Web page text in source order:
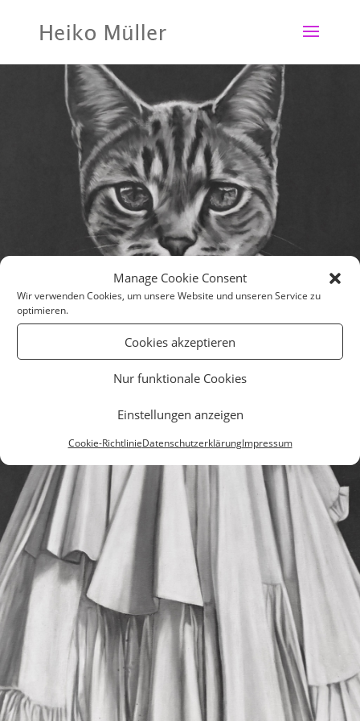
Manage Cookie Consent
Wir verwenden Cookies, um unsere Website und unseren Service zu
optimieren.
Cookies akzeptieren
Nur funktionale Cookies
Einstellungen anzeigen
Cookie-RichtlinieDatenschutzerklärungImpressum